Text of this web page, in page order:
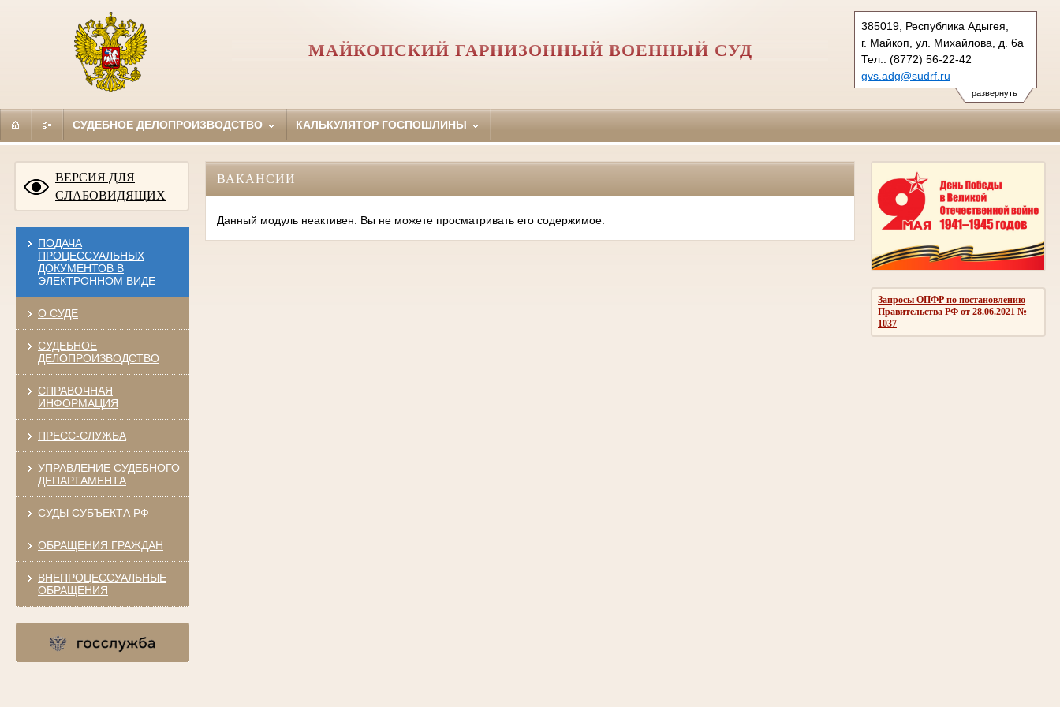
развернуть
385019, Республика Адыгея,
г. Майкоп, ул. Михайлова, д. 6а
Тел.: (8772) 56-22-42
gvs.adg@sudrf.ru
МАЙКОПСКИЙ ГАРНИЗОННЫЙ ВОЕННЫЙ СУД
СУДЕБНОЕ ДЕЛОПРОИЗВОДСТВО КАЛЬКУЛЯТОР ГОСПОШЛИНЫ
ВЕРСИЯ ДЛЯ
СЛАБОВИДЯЩИХ
ПОДАЧА
ПРОЦЕССУАЛЬНЫХ
ДОКУМЕНТОВ В
ЭЛЕКТРОННОМ ВИДЕ
О СУДЕ
СУДЕБНОЕ
ДЕЛОПРОИЗВОДСТВО
СПРАВОЧНАЯ
ИНФОРМАЦИЯ
ПРЕСС-СЛУЖБА
УПРАВЛЕНИЕ СУДЕБНОГО
ДЕПАРТАМЕНТА
СУДЫ СУБЪЕКТА РФ
ОБРАЩЕНИЯ ГРАЖДАН
ВНЕПРОЦЕССУАЛЬНЫЕ
ОБРАЩЕНИЯ
Запросы ОПФР по постановлению
Правительства РФ от 28.06.2021 №
1037
ВАКАНСИИ
Данный модуль неактивен. Вы не можете просматривать его содержимое.